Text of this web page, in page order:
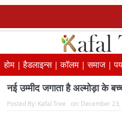
होम |हैडलाइन्स |कॉलम |समाज |
नई उम्मीद जगाता है अल्मोड़ा के
Posted By: Kafal Tree on: December 23,